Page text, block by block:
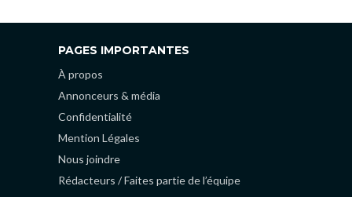
PAGES IMPORTANTES
À propos
Annonceurs & média
Confidentialité
Mention Légales
Nous joindre
Rédacteurs / Faites partie de l’équipe